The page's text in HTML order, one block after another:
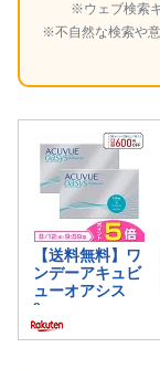
※ウェブ検索
※不自然な検索や